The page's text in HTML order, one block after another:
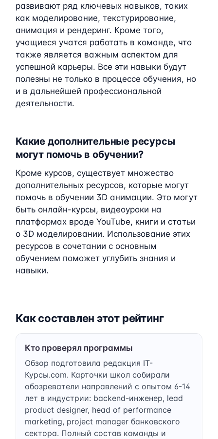
развивают ряд ключевых навыков, таких
как моделирование, текстурирование,
анимация и рендеринг. Кроме того,
учащиеся учатся работать в команде, что
также является важным аспектом для
успешной карьеры. Все эти навыки будут
полезны не только в процессе обучения, но
и в дальнейшей профессиональной
деятельности.
Какие дополнительные ресурсы
могут помочь в обучении?
Кроме курсов, существует множество
дополнительных ресурсов, которые могут
помочь в обучении 3D анимации. Это могут
быть онлайн-курсы, видеоуроки на
платформах вроде YouTube, книги и статьи
о 3D моделировании. Использование этих
ресурсов в сочетании с основным
обучением поможет углубить знания и
навыки.
Как составлен этот рейтинг
Кто проверял программы
Обзор подготовила редакция IT-
Курсы.com. Карточки школ собирали
обозреватели направлений с опытом 6-14
лет в индустрии: backend-инженер, lead
product designer, head of performance
marketing, project manager банковского
сектора. Полный состав команды и